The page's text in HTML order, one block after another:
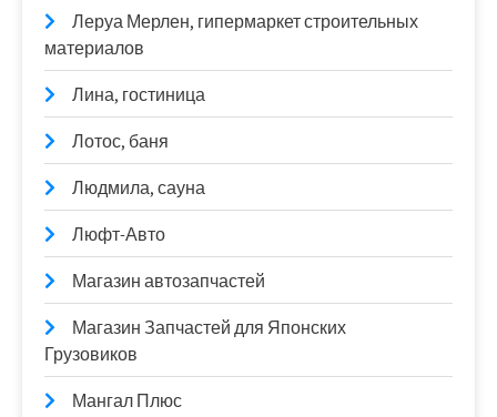
Леруа Мерлен, гипермаркет строительных
материалов
Лина, гостиница
Лотос, баня
Людмила, сауна
Люфт-Авто
Магазин автозапчастей
Магазин Запчастей для Японских
Грузовиков
Мангал Плюс